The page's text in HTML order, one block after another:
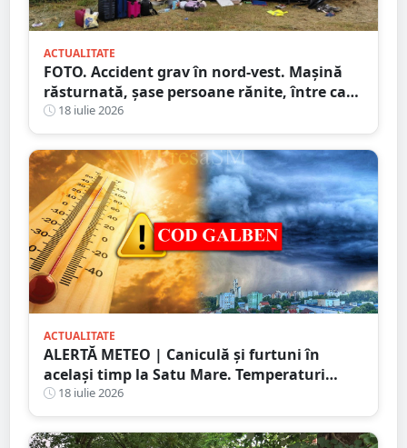
ACTUALITATE
FOTO. Accident grav în nord-vest. Mașină
răsturnată, șase persoane rănite, între care
doi copii
18 iulie 2026
ACTUALITATE
ALERTĂ METEO | Caniculă și furtuni în
același timp la Satu Mare. Temperaturi
extreme și avertizări de vijelii și grindină
18 iulie 2026